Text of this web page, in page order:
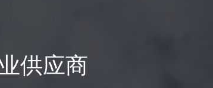
供应商